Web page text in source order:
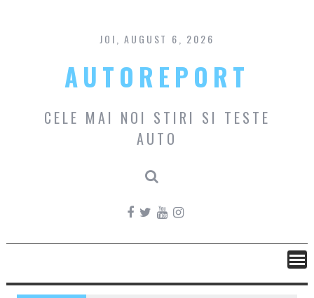
content
JOI, AUGUST 6, 2026
AUTOREPORT
CELE MAI NOI STIRI SI TESTE
AUTO